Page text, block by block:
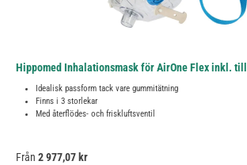
Hippomed Inhalationsmask för AirOne Flex inkl.
Idealisk passform tack vare gummitätning
Finns i 3 storlekar
Med återflödes- och friskluftsventil
Ordinarie pris:
Från 2 977,07 kr